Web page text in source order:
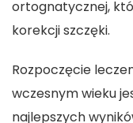
ortognatycznej,
korekcji szczęki.
Rozpoczęcie
wczesnym wieku
najlepszych